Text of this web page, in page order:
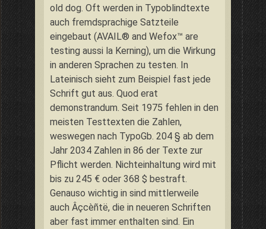
old dog. Oft werden in Typoblindtexte
auch fremdsprachige Satzteile
eingebaut (AVAIL® and Wefox™ are
testing aussi la Kerning), um die Wirkung
in anderen Sprachen zu testen. In
Lateinisch sieht zum Beispiel fast jede
Schrift gut aus. Quod erat
demonstrandum. Seit 1975 fehlen in den
meisten Testtexten die Zahlen,
weswegen nach TypoGb. 204 § ab dem
Jahr 2034 Zahlen in 86 der Texte zur
Pflicht werden. Nichteinhaltung wird mit
bis zu 245 € oder 368 $ bestraft.
Genauso wichtig in sind mittlerweile
auch Âçcèñtë, die in neueren Schriften
aber fast immer enthalten sind. Ein